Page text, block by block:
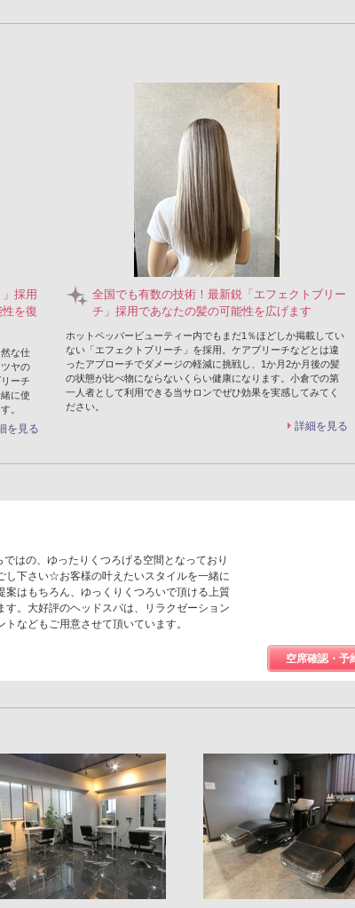
採用
を復
な仕
ヤの
ーチ
に使
。
を見る
全国でも有数の技術！最新鋭「エフェクトブリー
チ」採用であなたの髪の可能性を広げます
ホットペッパービューティー内でもまだ1％ほどしか掲載してい
ない「エフェクトブリーチ」を採用。ケアブリーチなどとは違
ったアプローチでダメージの軽減に挑戦し、1か月2か月後の髪
の状態が比べ物にならないくらい健康になります。小倉での第
一人者として利用できる当サロンでぜひ効果を実感してみてく
ださい。
詳細を見る
はの、ゆったりくつろげる空間となっており
し下さい☆お客様の叶えたいスタイルを一緒に
案はもちろん、ゆっくりくつろいで頂ける上質
す。大好評のヘッドスパは、リラクゼーション
などもご用意させて頂いています。
空席確認・予